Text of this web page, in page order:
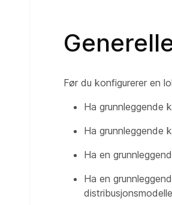
Før du konfigurerer en
Ha grunnleggende
Ha grunnleggende
Ha en
Ha en